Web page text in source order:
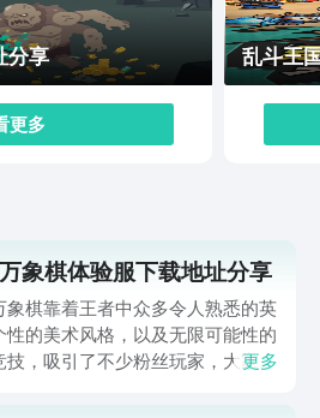
分享
更多
乱斗王
象棋体验服下载地址分享
象棋靠着王者中众多令人熟悉的英
性的美术风格，以及无限可能性的
技，吸引了不少粉丝玩家，大家纷
更多